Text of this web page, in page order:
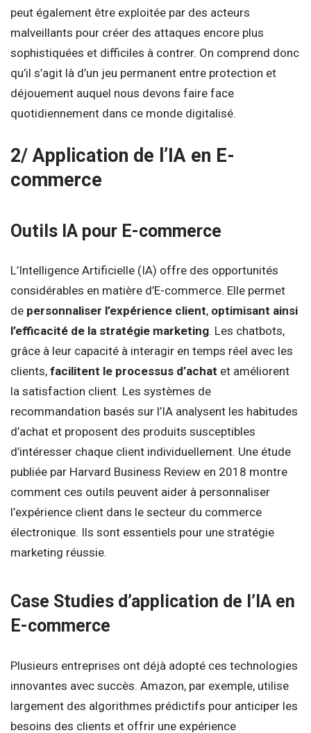
peut également être exploitée par des acteurs
malveillants pour créer des attaques encore plus
sophistiquées et difficiles à contrer. On comprend donc
qu’il s’agit là d’un jeu permanent entre protection et
déjouement auquel nous devons faire face
quotidiennement dans ce monde digitalisé.
2/ Application de l’IA en E-
commerce
Outils IA pour E-commerce
L’Intelligence Artificielle (IA) offre des opportunités
considérables en matière d’E-commerce. Elle permet
de personnaliser l’expérience client, optimisant ainsi
l’efficacité de la stratégie marketing. Les chatbots,
grâce à leur capacité à interagir en temps réel avec les
clients, facilitent le processus d’achat et améliorent
la satisfaction client. Les systèmes de
recommandation basés sur l’IA analysent les habitudes
d’achat et proposent des produits susceptibles
d’intéresser chaque client individuellement. Une étude
publiée par Harvard Business Review en 2018 montre
comment ces outils peuvent aider à personnaliser
l’expérience client dans le secteur du commerce
électronique. Ils sont essentiels pour une stratégie
marketing réussie.
Case Studies d’application de l’IA en
E-commerce
Plusieurs entreprises ont déjà adopté ces technologies
innovantes avec succès. Amazon, par exemple, utilise
largement des algorithmes prédictifs pour anticiper les
besoins des clients et offrir une expérience